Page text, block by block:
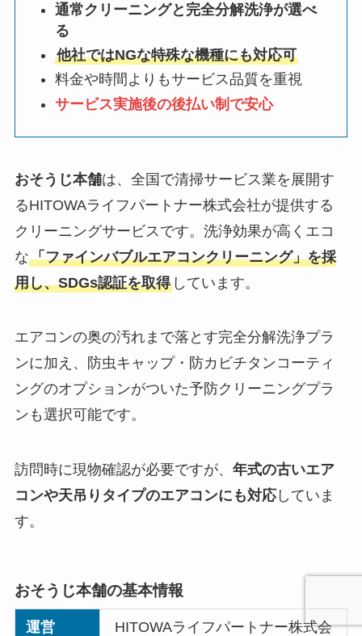
通常クリーニングと完全分解洗浄が選べ
る
他社ではNGな特殊な機種にも対応可
料金や時間よりもサービス品質を重視
サービス実施後の後払い制で安心
おそうじ本舗は、全国で清掃サービス業を展開す
るHITOWAライフパートナー株式会社が提供する
クリーニングサービスです。洗浄効果が高くエコ
な「ファインバブルエアコンクリーニング」を採
用し、SDGs認証を取得しています。
エアコンの奥の汚れまで落とす完全分解洗浄プラ
ンに加え、防虫キャップ・防カビチタンコーティ
ングのオプションがついた予防クリーニングプラ
ンも選択可能です。
訪問時に現物確認が必要ですが、 年式の古いエア
コンや天吊りタイプのエアコンにも対応していま
す。
おそうじ本舗の基本情報
運営 HITOWAライフパートナー株式会